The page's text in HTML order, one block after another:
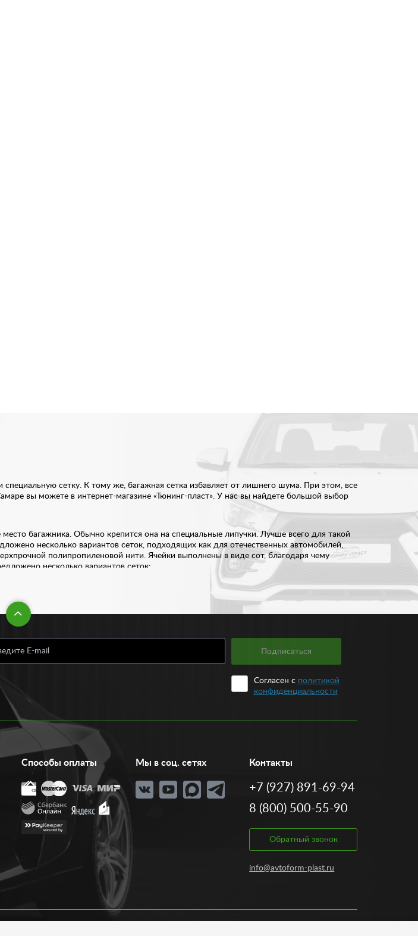
сетку. К тому же, багажная сетка избавляет от лишнего шума. При этом, все
вы можете в интернет-магазине «Тюнинг-пласт». У нас вы найдете большой выбор
багажника. Обычно крепится она на специальные липучки. Лучше всего для такой
несколько вариантов сеток, подходящих как для отечественных автомобилей,
полипропиленовой нити. Ячейки выполнены в виде сот, благодаря чему
несколько вариантов сеток:
варьируется от 320 рублей. Подобрать подходящий вариант сетки вам
идут 2 вида крепления: пластиковый крюк и металлический карабин. Сделать
запчасти для интерьера автомобиля в Самаре по доступным ценам в
Подписаться
Согласен с политикой
конфиденциальности
Способы оплаты Мы в соц. сетях Контакты
+7 (927) 891-69-94
8 (800) 500-55-90
Обратный звонок
info@avtoform-plast.ru